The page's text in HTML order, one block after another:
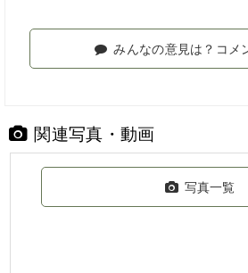
みんなの意見は？コメ
関連写真・動画
写真一覧